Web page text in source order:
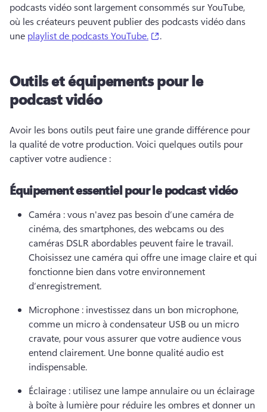
podcasts vidéo sont largement consommés sur YouTube,
où les créateurs peuvent publier des podcasts vidéo dans
une playlist de podcasts YouTube. (opens in a new tab)
.
Outils et équipements pour le
podcast vidéo
Avoir les bons outils peut faire une grande différence pour
la qualité de votre production. Voici quelques outils pour
captiver votre audience :
Équipement essentiel pour le podcast vidéo
Caméra : vous n'avez pas besoin d’une caméra de
cinéma, des smartphones, des webcams ou des
Choisissez une caméra qui offre une image claire et qui
fonctionne bien dans votre environnement
d’enregistrement.
Microphone : investissez dans un bon microphone,
comme un micro à condensateur USB ou un micro
cravate, pour vous assurer que votre audience vous
entend clairement. Une bonne qualité audio est
indispensable.
Éclairage : utilisez une lampe annulaire ou un éclairage
à boîte à lumière pour réduire les ombres et donner un